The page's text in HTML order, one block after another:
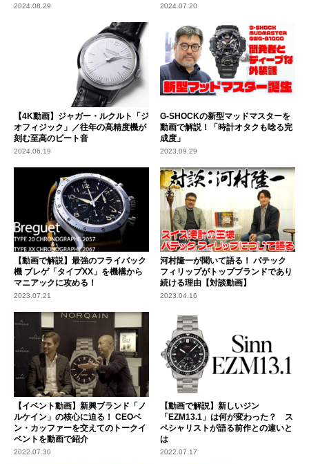
2024.08.29 2024.07.20
【4K動画】ジャガー・ルクルト「ジ
オフィジック」／往年の高精度機が
刻む至高のビート音
2024.06.19
G-SHOCKの新型マッドマスターを
動画で解説！「時計オタクも唸る完
成度」
2023.09.29
【動画で解説】最強のフライバック
機 ブレゲ「タイプXX」を機構から
マニアックに攻める！
2023.07.21
河村隆一が聞いて語る！ パテック
フィリップがトップブランドであり
続ける理由【対談動画】
2023.04.16
【イベント動画】新興ブランド「ノ
ルケイン」の核心に迫る！ CEOベ
ン・カッファーを交えてのトークイ
ベントを動画で紹介
2022.07.30
【動画で解説】新しいジン
「EZM13.1」は何が変わった？ ス
ペシャリストが語る前作との違いと
は
2022.07.17